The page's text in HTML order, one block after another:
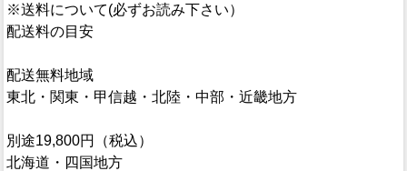
※送料について(必ずお読み下さい）
配送料の目安
配送無料地域
東北・関東・甲信越・北陸・中部・近畿地方
別途19,800円（税込）
北海道・四国地方